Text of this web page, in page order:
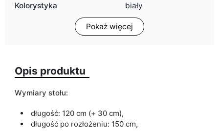
Kolorystyka
biały
buk naturalny
czarny
Typ stołu rozkładany
Pokaż więcej
Opis produktu
Wymiary stołu:
długość: 120 cm (+ 30 cm),
długość po rozłożeniu: 150 cm,